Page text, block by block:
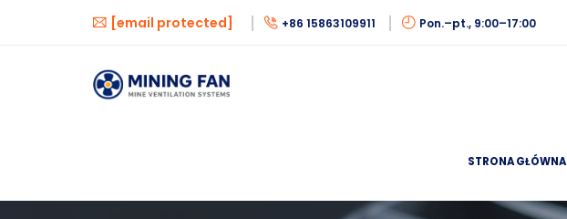
[email protected] +86 15863109911 Pon.–pt., 9:00–17:00
STRONA GŁÓWNA